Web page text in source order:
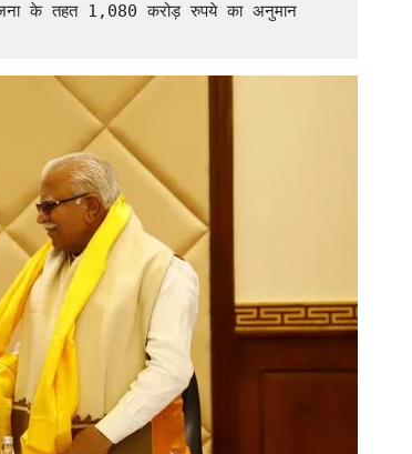
के तहत 1,080 करोड़ रुपये का अनुमान